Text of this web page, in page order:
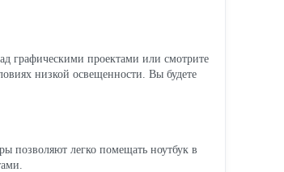
графическими проектами или смотрите
низкой освещенности. Вы будете
позволяют легко помещать ноутбук в